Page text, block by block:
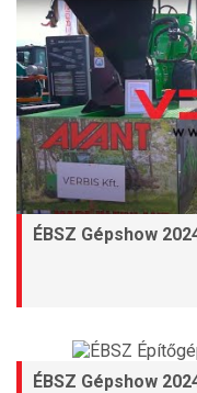
ÉBSZ Gépshow
ÉBSZ Gépshow